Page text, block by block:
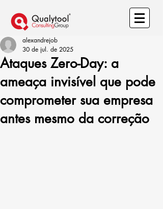
Ataques Zero-Day: a
ameaça invisível que pode
comprometer sua empresa
antes mesmo da correção
alexandrejob
30 de jul. de 2025